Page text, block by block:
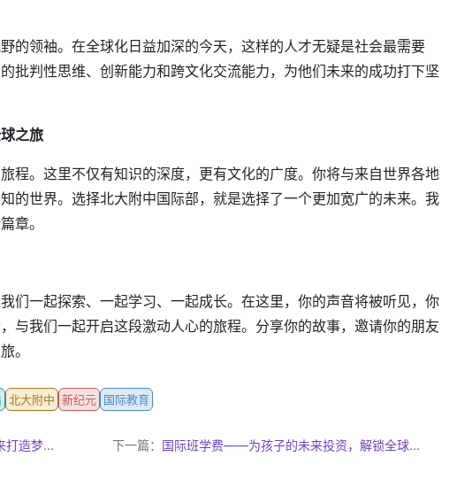
的领袖。在全球化日益加深的今天，这样的人才无疑是社会最需要
批判性思维、创新能力和跨文化交流能力，为他们未来的成功打下坚
之旅
程。这里不仅有知识的深度，更有文化的广度。你将与来自世界各地
的世界。选择北大附中国际部，就是选择了一个更加宽广的未来。我
章。
们一起探索、一起学习、一起成长。在这里，你的声音将被听见，你
与我们一起开启这段激动人心的旅程。分享你的故事，邀请你的朋友
。
北大附中 新纪元 国际教育
打造梦... 下一篇： 国际班学费——为孩子的未来投资，解锁全球...